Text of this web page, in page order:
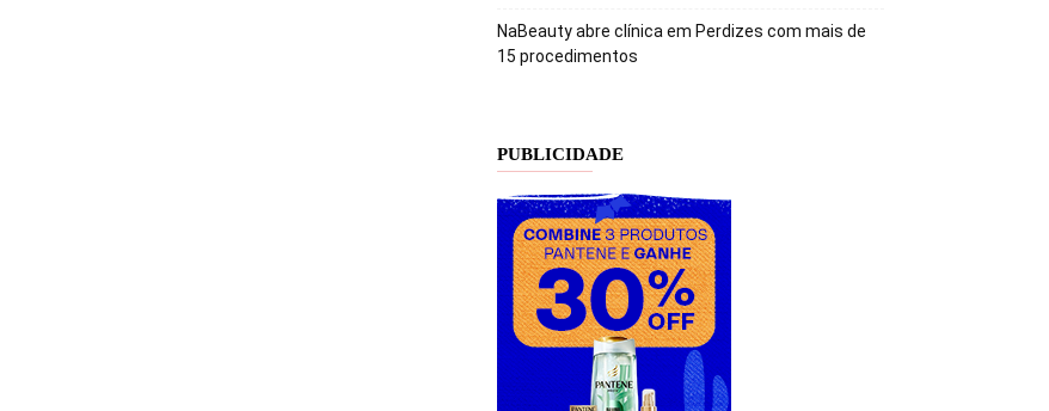
NaBeauty abre clínica em Perdizes com mais de
15 procedimentos
PUBLICIDADE